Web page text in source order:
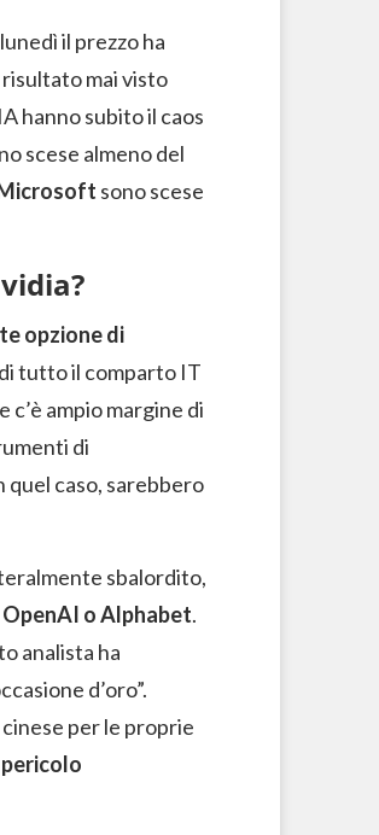
il prezzo ha
mai visto
hanno subito il caos
scese almeno del
sono scese
opzione di
tutto il comparto IT
ampio margine di
di
quel caso, sarebbero
sbalordito,
o Alphabet.
analista ha
d’oro”.
per le proprie